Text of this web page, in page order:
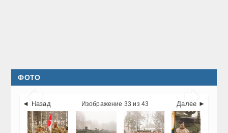
ФОТО
 
◄ Назад Далее ►
Изображение 33 из 43